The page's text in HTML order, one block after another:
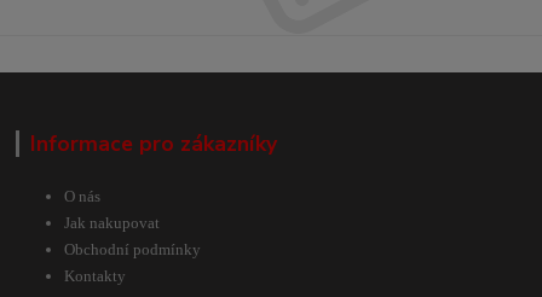
Informace pro zákazníky
O nás
Jak nakupovat
Obchodní podmínky
Kontakty